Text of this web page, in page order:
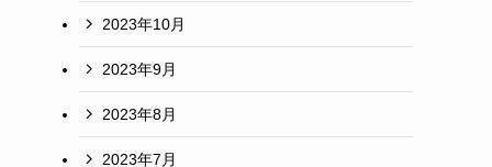
2023年10月
2023年9月
2023年8月
2023年7月